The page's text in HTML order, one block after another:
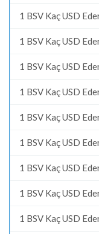
1 BSV Kaç USD
1 BSV Kaç USD
1 BSV Kaç USD
1 BSV Kaç USD
1 BSV Kaç USD
1 BSV Kaç USD
1 BSV Kaç USD
1 BSV Kaç USD
1 BSV Kaç USD